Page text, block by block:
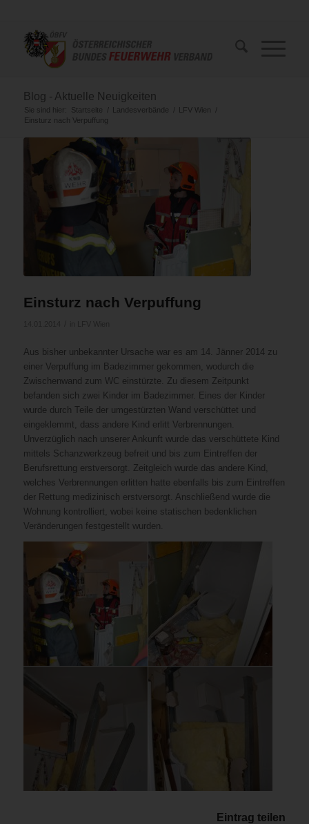
Blog - Aktuelle Neuigkeiten
Sie sind hier: Startseite / Landesverbände / LFV Wien
/
Einsturz nach Verpuffung
Einsturz nach Verpuffung
Aus bisher unbekannter Ursache war es am 14. Jänner 2014 zu
einer Verpuffung im Badezimmer gekommen, wodurch die
Zwischenwand zum WC einstürzte. Zu diesem Zeitpunkt
befanden sich zwei Kinder im Badezimmer. Eines der Kinder
wurde durch Teile der umgestürzten Wand verschüttet und
eingeklemmt, dass andere Kind erlitt Verbrennungen.
Unverzüglich nach unserer Ankunft wurde das verschüttete Kind
mittels Schanzwerkzeug befreit und bis zum Eintreffen der
Berufsrettung erstversorgt. Zeitgleich wurde das andere Kind,
welches Verbrennungen erlitten hatte ebenfalls bis zum Eintreffen
der Rettung medizinisch erstversorgt. Anschließend wurde die
Wohnung kontrolliert, wobei keine statischen bedenklichen
Veränderungen festgestellt wurden.
Eintrag teilen